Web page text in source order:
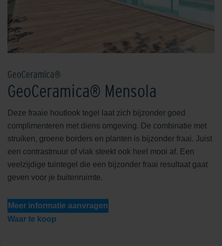
GeoCeramica®
GeoCeramica® Mensola
Deze fraaie houtlook tegel laat zich bijzonder goed
complimenteren met diens omgeving. De combinatie met
struiken, groene borders en planten is bijzonder fraai. Juist
een contrastmuur of vlak steekt ook heel mooi af. Een
veelzijdige tuintegel die een bijzonder fraai resultaat gaat
geven voor je buitenruimte.
Meer informatie aanvragen
Waar te koop